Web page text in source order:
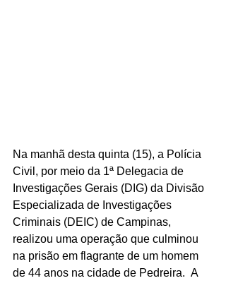
Na manhã desta quinta (15), a Polícia
Civil, por meio da 1ª Delegacia de
Investigações Gerais (DIG) da Divisão
Especializada de Investigações
Criminais (DEIC) de Campinas,
realizou uma operação que culminou
na prisão em flagrante de um homem
de 44 anos na cidade de Pedreira.  A